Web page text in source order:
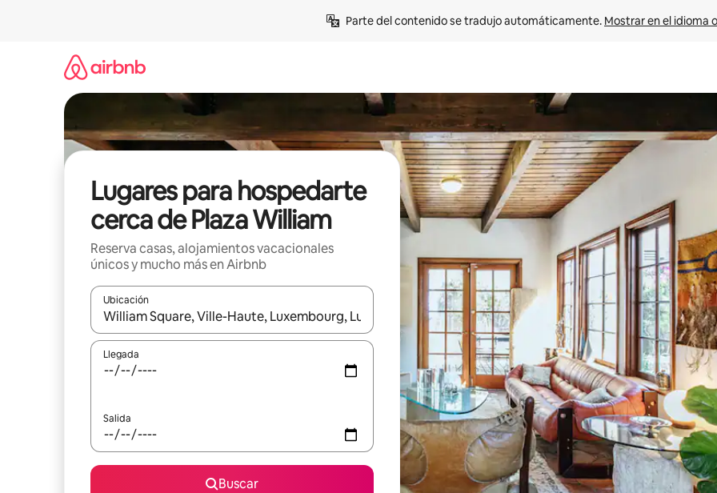
Parte del contenido se tradujo automáticamente. Mostrar en el idioma
Lugares para hospedarte
cerca de Plaza William
Reserva casas, alojamientos vacacionales
únicos y mucho más en Airbnb
Ubicación
Cuando los resultados estén disponibles, podrás navegar usando las teclas de las flechas hacia arriba y hacia abajo, o
Llegada
Salida
Buscar